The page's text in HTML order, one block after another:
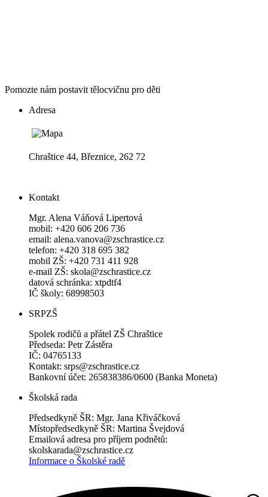
Pomozte nám postavit tělocvičnu pro děti
Adresa
Chraštice 44, Březnice, 262 72
Kontakt
Mgr. Alena Váňová Lipertová
mobil: +420 606 206 736
email: alena.vanova@zschrastice.cz
telefon: +420 318 695 382
mobil ZŠ: +420 731 411 928
e-mail ZŠ: skola@zschrastice.cz
datová schránka: xtpdtf4
IČ školy: 68998503
SRPZŠ
Spolek rodičů a přátel ZŠ Chraštice
Předseda: Petr Zástěra
IČ: 04765133
Kontakt: srps@zschrastice.cz
Bankovní účet: 265838386/0600 (Banka Moneta)
Školská rada
Předsedkyně ŠR: Mgr. Jana Křiváčková
Místopředsedkyně ŠR: Martina Švejdová
Emailová adresa pro příjem podnětů:
skolskarada@zschrastice.cz
Informace o Školské radě